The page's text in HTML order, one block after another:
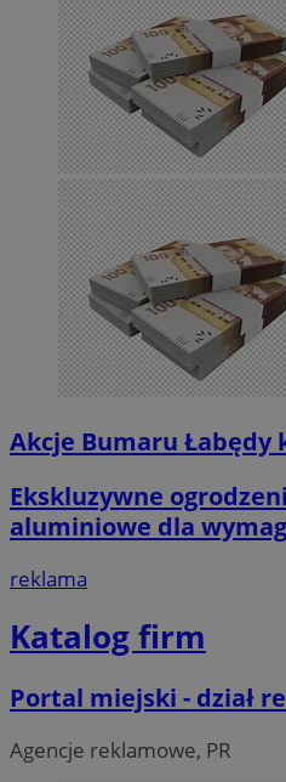
Akcje Bumaru Łabędy
Ekskluzywne
aluminiowe dla
reklama
Katalog firm
Portal miejski - dział
Agencje reklamowe, PR